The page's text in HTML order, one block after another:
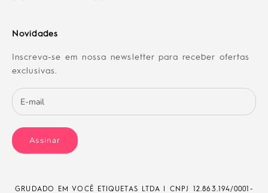
Novidades
Inscreva-se em nossa newsletter para receber ofertas
exclusivas.
Assinar
GRUDADO EM VOCÊ ETIQUETAS LTDA | CNPJ
12.863.194/0001-